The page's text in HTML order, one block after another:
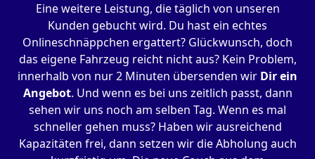
Eine weitere Leistung, die täglich von unseren
Kunden gebucht wird. Du hast ein echtes
Onlineschnäppchen ergattert? Glückwunsch, doch
das eigene Fahrzeug reicht nicht aus? Kein Problem,
innerhalb von nur 2 Minuten übersenden wir Dir ein
Angebot. Und wenn es bei uns zeitlich passt, dann
sehen wir uns noch am selben Tag. Wenn es mal
schneller gehen muss? Haben wir ausreichend
Kapazitäten frei, dann setzen wir die Abholung auch